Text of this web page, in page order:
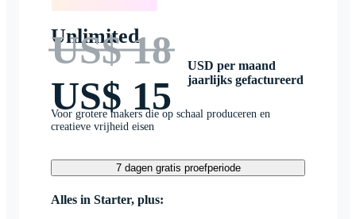
Unlimited
US$ 18
US$ 15
USD per maand
jaarlijks gefactureerd
Voor grotere makers die op schaal produceren en
creatieve vrijheid eisen
7 dagen gratis proefperiode
Alles in Starter, plus: